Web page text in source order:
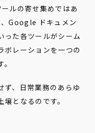
ルの寄せ集めではあ
Google ドキュメン
った各ツールがシーム
ボレーションを一つの
ず、日常業務のあらゆ
となるのです。